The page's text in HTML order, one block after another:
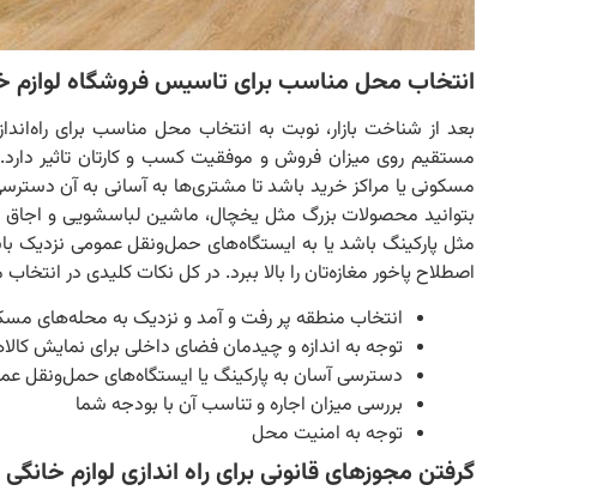
انتخاب محل مناسب برای تاسیس فروشگاه لوازم
بعد از شناخت بازار، نوبت به انتخاب محل مناسب برای
مستقیم روی میزان فروش و موفقیت کسب‌ و کارتان تاثیر
مسکونی یا مراکز خرید باشد تا مشتری‌ها به آسانی به آن
بتوانید محصولات بزرگ مثل یخچال، ماشین لباسشویی و اجاق
مثل پارکینگ باشد یا به ایستگاه‌های حمل‌ونقل عمومی نزدیک
اصطلاح پاخور مغازه‌تان را بالا ببرد. در کل نکات کلیدی در
انتخاب منطقه پر رفت ‌و آمد و نزدیک به محله‌های
توجه به اندازه و چیدمان فضای داخلی برای نمایش
دسترسی آسان به پارکینگ یا ایستگاه‌های حمل‌ونقل
بررسی میزان اجاره و تناسب آن با بودجه شما
توجه به امنیت محل
گرفتن مجوزهای قانونی برای راه اندازی لوازم خانگی